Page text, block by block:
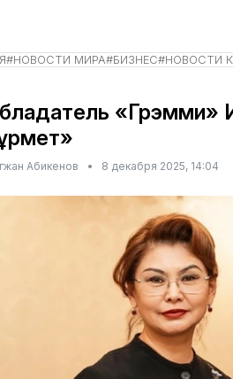
#НОВОСТИ МИРА#БИЗНЕС#НОВОСТИ
«Грэмми»
Абикенов • 8 декабря 2025, 14:04